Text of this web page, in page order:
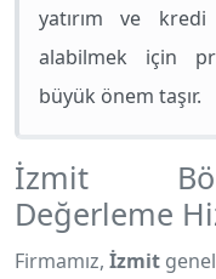
yatırım ve
alabilmek için
büyük önem taşır.
İzmit
Değerleme
Firmamız, İzmit